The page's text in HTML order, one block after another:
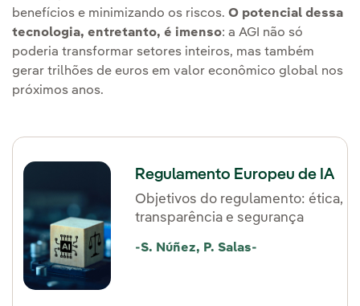
benefícios e minimizando os riscos. O potencial dessa
tecnologia, entretanto, é imenso: a AGI não só
poderia transformar setores inteiros, mas também
gerar trilhões de euros em valor econômico global nos
próximos anos.
Regulamento Europeu de IA
Objetivos do regulamento: ética,
transparência e segurança
-S. Núñez, P. Salas-